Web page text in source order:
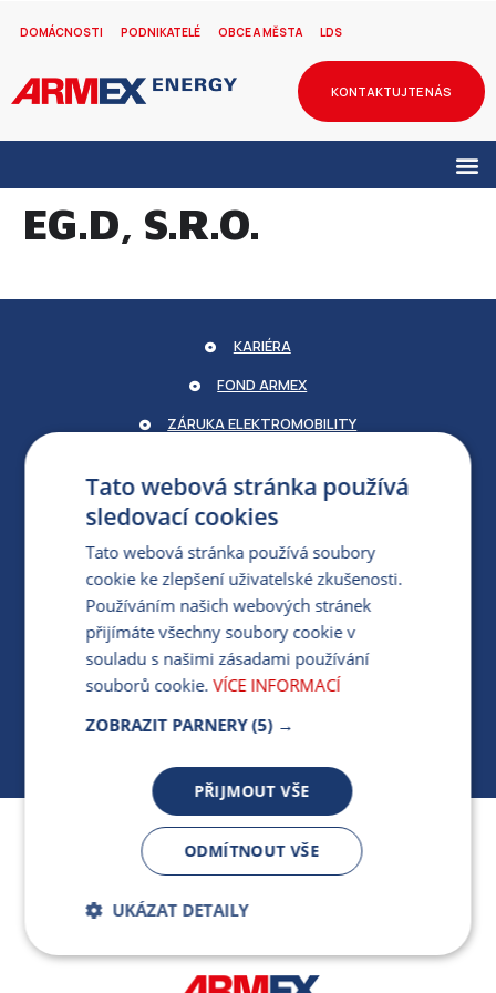
DOMÁCNOSTI PODNIKATELÉ OBCE A MĚSTA LDS
KONTAKTUJTE NÁS
EG.D, S.R.O.
Jsme součástí skupiny ARMEX a členem Asociace
nezávislých dodavatelů energií.
KARIÉRA
FOND ARMEX
ZÁRUKA ELEKTROMOBILITY
PRO MÉDIA
MÁM DOTAZ KE STÁVAJÍCÍ SMLOUVĚ
412 154 154
PO-PÁ 7:30-17:00
Tato webová stránka používá
sledovací cookies
Tato webová stránka používá soubory
cookie ke zlepšení uživatelské zkušenosti.
Používáním našich webových stránek
přijímáte všechny soubory cookie v
souladu s našimi zásadami používání
souborů cookie. VÍCE INFORMACÍ
ZOBRAZIT PARNERY (5) →
PŘIJMOUT VŠE
ODMÍTNOUT VŠE
UKÁZAT DETAILY
Bezpodmínečně
nutné soubory
Výkonnostní